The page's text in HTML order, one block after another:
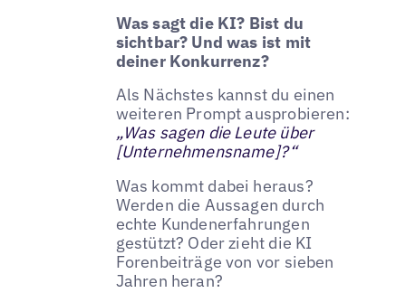
Was sagt die KI? Bist du
sichtbar? Und was ist mit
deiner Konkurrenz?
Als Nächstes kannst du einen
weiteren Prompt ausprobieren:
„Was sagen die Leute über
[Unternehmensname]?“
Was kommt dabei heraus?
Werden die Aussagen durch
echte Kundenerfahrungen
gestützt? Oder zieht die KI
Forenbeiträge von vor sieben
Jahren heran?